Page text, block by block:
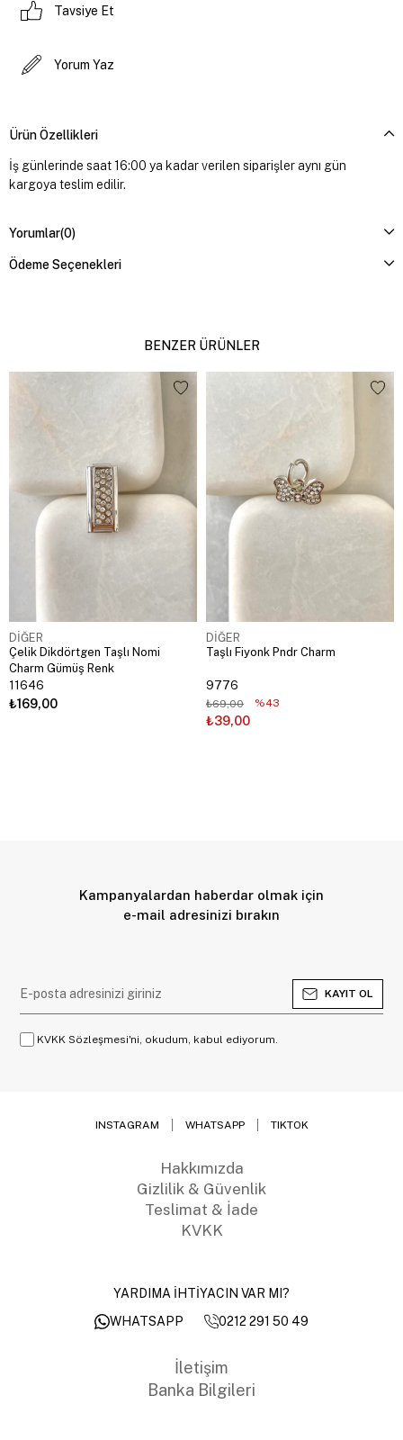
Tavsiye Et
Yorum Yaz
Ürün Özellikleri
İş günlerinde saat 16:00 ya kadar verilen siparişler aynı gün
kargoya teslim edilir.
Yorumlar(0)
Ödeme Seçenekleri
BENZER ÜRÜNLER
DİĞER
Çelik Dikdörtgen Taşlı Nomi
Charm Gümüş Renk
11646
₺169,00
DİĞER
Taşlı Fiyonk Pndr Charm
9776
₺39,00
₺69,00 %43
Kampanyalardan haberdar olmak için
e-mail adresinizi bırakın
KAYIT OL
KVKK Sözleşmesi'ni, okudum, kabul ediyorum.
INSTAGRAM WHATSAPP TIKTOK
Hakkımızda
Gizlilik & Güvenlik
Teslimat & İade
KVKK
YARDIMA İHTİYACIN VAR MI?
WHATSAPP
0212 291 50 49
İletişim
Banka Bilgileri